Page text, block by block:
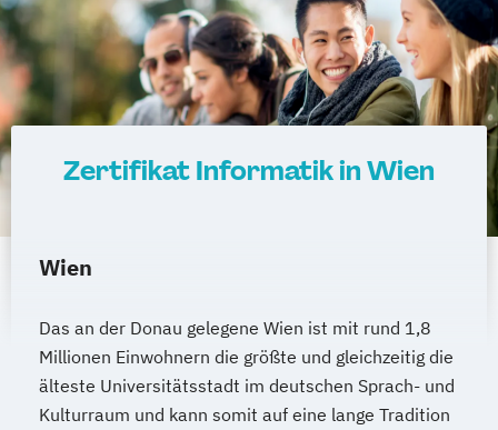
Personalentwickler*in
Personalführung und -entwicklung kompakt
Personalmanagement kompakt
Projektmanagement kompakt
Recruiter*in
Wirtschaftskommunikation
Referent*in International Business
Communication English
Referent*in International Business
Zertifikat Informatik in Wien
Wien
Das an der Donau gelegene Wien ist mit rund 1,8
Millionen Einwohnern die größte und gleichzeitig die
älteste Universitätsstadt im deutschen Sprach- und
Kulturraum und kann somit auf eine lange Tradition